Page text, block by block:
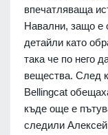
впечатляваща
Навални, защо е
детайли като
така че по него
вещества. След
Bellingcat
къде още е
следили